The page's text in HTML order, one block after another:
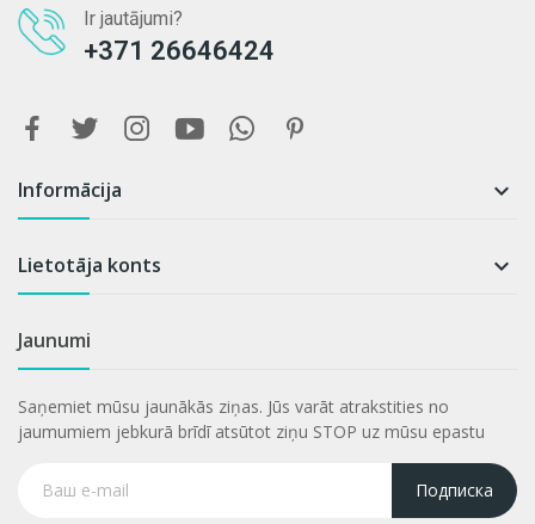
Ir jautājumi?
+371 26646424
Informācija 
Lietotāja konts 
Jaunumi
Saņemiet mūsu jaunākās ziņas. Jūs varāt atrakstities no
jaumumiem jebkurā brīdī atsūtot ziņu STOP uz mūsu epastu
Подписка